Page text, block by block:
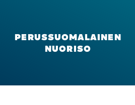
PERUSSUOMALAINEN
NUORISO